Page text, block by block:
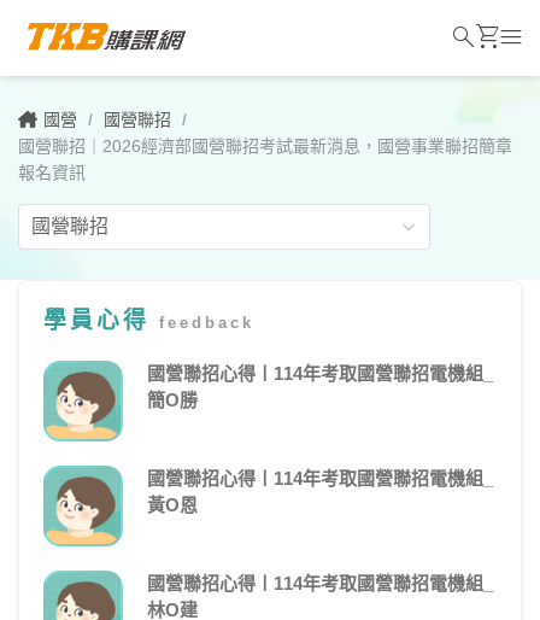
國營 / 國營聯招
/
國營聯招｜2026經濟部國營聯招考試最新消息，國營事業聯招簡章
報名資訊
國
營
聯
2026
經
學員心得 feedback
國營聯招心得〡114年考取國營聯招電機組_
簡O勝
國營聯招心得〡114年考取國營聯招電機組_
黃O恩
國營聯招心得〡114年考取國營聯招電機組_
林O建
searchshopping_cartmenu